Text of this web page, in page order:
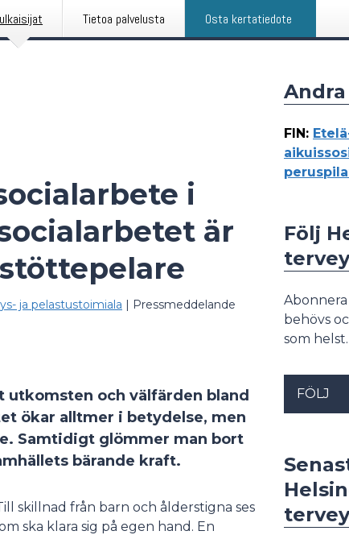
Tietoa palvelusta Osta kertatiedote
i
är
ja pelastustoimiala | Pressmeddelande
och välfärden bland
ökar alltmer i betydelse, men
Samtidigt glömmer man bort
bärande kraft.
skillnad från barn och ålderstigna ses
ska klara sig på egen hand. En
FIN:
Följ
behövs
som helst.
FÖLJ